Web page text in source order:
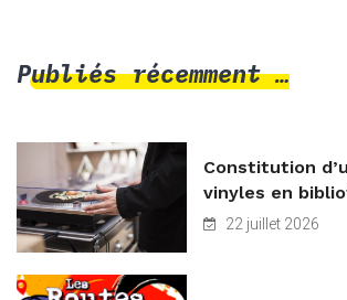
Publiés récemment …
Constitution
vinyles en
22 juillet 2026